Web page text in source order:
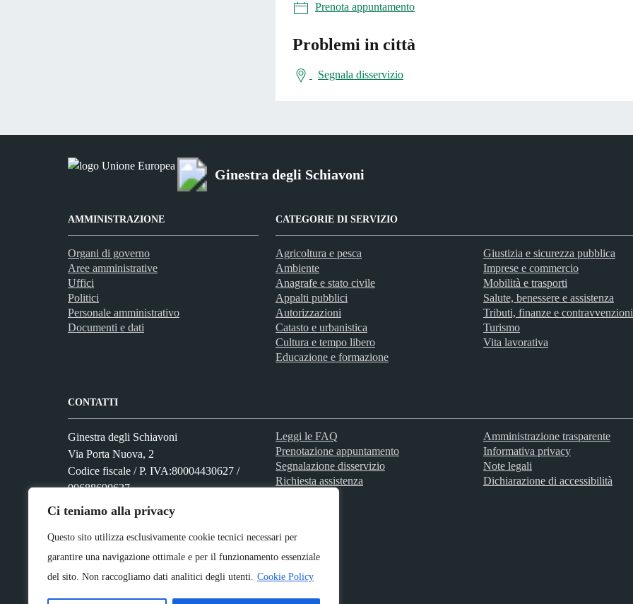
Ci teniamo alla privacy
Questo sito utilizza esclusivamente cookie tecnici necessari per
garantire una navigazione ottimale e per il funzionamento essenziale
del sito. Non raccogliamo dati analitici degli utenti. Cookie Policy
Prenota appuntamento
Problemi in città
Segnala disservizio
Ginestra degli Schiavoni
AMMINISTRAZIONE
Organi di governo
Aree amministrative
Uffici
Politici
Personale amministrativo
Documenti e dati
CATEGORIE DI SERVIZIO
Agricoltura e pesca
Ambiente
Anagrafe e stato civile
Appalti pubblici
Autorizzazioni
Catasto e urbanistica
Cultura e tempo libero
Educazione e formazione
Giustizia e sicurezza pubblica
Imprese e commercio
Mobilità e trasporti
Salute, benessere e assistenza
Tributi, finanze e contravvenzioni
Turismo
Vita lavorativa
CONTATTI
Ginestra degli Schiavoni
Via Porta Nuova, 2
Codice fiscale / P. IVA:80004430627 /
00688690627
Numero verde: 0824 961002
PEC:
uff.amm.vo.moffa.ginestra@asmepec.it
Leggi le FAQ
Prenotazione appuntamento
Segnalazione disservizio
Richiesta assistenza
Amministrazione trasparente
Informativa privacy
Note legali
Dichiarazione di accessibilità